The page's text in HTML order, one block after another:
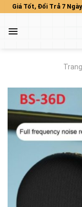
Skip
content
Giá Tốt, Đổi Trả 7